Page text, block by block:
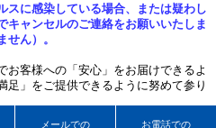
スに感染している場合、または疑わし
キャンセルのご連絡をお願いいたしま
ん）。
お客様への「安心」をお届けできるよ
足」をご提供できるように努めて参り
メールでの お電話での